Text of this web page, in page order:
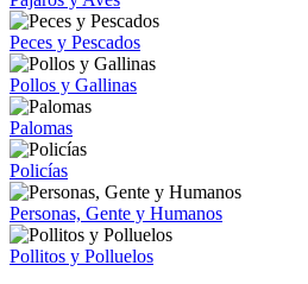
Peces y Pescados
Pollos y Gallinas
Palomas
Policías
Personas, Gente y Humanos
Pollitos y Polluelos